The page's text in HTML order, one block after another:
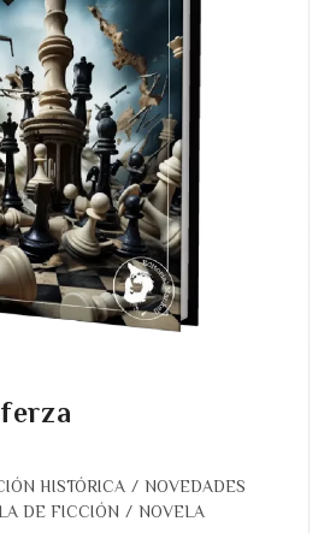
HISTÓRICA / NOVEDADES
DE FICCIÓN / NOVELA